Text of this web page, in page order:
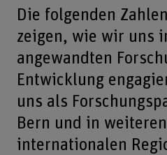
Die folgenden
zeigen, wie wir uns
angewandten
Entwicklung
uns als
Bern und in
internationalen